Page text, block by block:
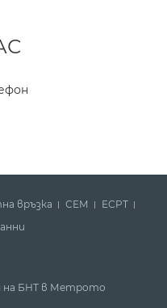
връзка СЕМ
ECPT
на БНТ в Метрото